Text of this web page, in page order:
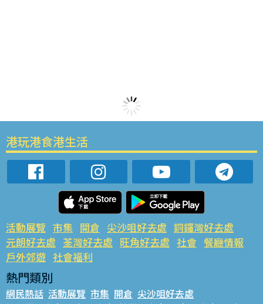
港玩港食港生活
活動展覽 市集 開倉 尖沙咀好去處 銅鑼灣好去處
元朗好去處 荃灣好去處 旺角好去處 社會 餐廳情報
戶外郊遊 社會福利
熱門類別
網民熱話 活動展覽 市集 開倉 尖沙咀好去處